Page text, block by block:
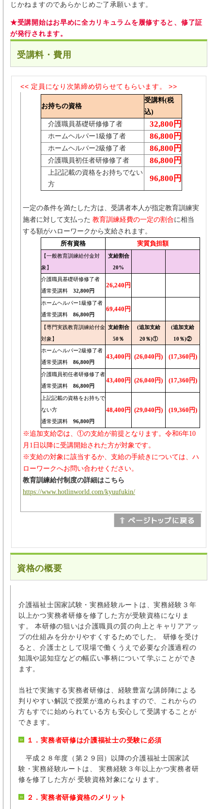
じかねますのであらかじめご了承願います。
★受講開始はお早めに全カリキュラムを履修すると、修了証
が発行されます。
受講料・費用
<< 定員になり次第締め切らせてもらいます。 >>
お持ちの資格
受講料(税
込)
介護職員基礎研修修了者
32,800円
ホームヘルパー1級修了者 86,800円
ホームヘルパー2級修了者 86,800円
介護職員初任者研修修了者 86,800円
上記記載の資格をお持ちでない
方
96,800円
一定の条件を満たした方は、受講者本人が指定教育訓練実
施者に対して支払った 教育訓練経費の一定の割合に相当
する額がハローワークから支給されます。
所有資格
実質負担額
【一般教育訓練給付金対
象】
支給割合
20%
介護職員基礎研修修了者
通常受講料 32,800円
26,240円
ホームヘルパー1級修了者
通常受講料 86,800円
69,440円
【専門実践教育訓練給付金
対象】
支給割合
50％
(追加支給
20％)①
(追加支給
10％)②
ホームヘルパー2級修了者
通常受講料 86,800円
43,400円 (26,040円) (17,360円)
介護職員初任者研修修了者
通常受講料 86,800円
43,400円 (26,040円) (17,360円)
上記記載の資格をお持ちで
ない方
通常受講料 96,800円
48,400円 (29,040円) (19,360円)
※追加支給②は、①の支給が前提となります。令和6年10
月1日以降に受講開始された方が対象です。
※支給の対象に該当するか、支給の手続きについては、ハ
ローワークへお問い合わせください。
教育訓練給付制度の詳細はこちら
https://www.hotlinworld.com/kyuufukin/
資格の概要
介護福祉士国家試験・実務経験ルートは、実務経験３年
以上かつ実務者研修を修了した方が受験資格になりま
す。 本研修の狙いは介護職員の質の向上とキャリアアッ
プの仕組みを分かりやすくするためでした。 研修を受け
ると、介護士として現場で働くうえで必要な介護過程の
知識や認知症などの幅広い事柄について学ぶことができ
ます。
当社で実施する実務者研修は、経験豊富な講師陣による
判りやすい解説で授業が進められますので、これからの
方もすでに始められている方も安心して受講することが
できます。
１．実務者研修は介護福祉士の受験に必須
平成２８年度（第２９回）以降の介護福祉士国家試
験・実務経験ルートは、 実務経験３年以上かつ実務者研
修を修了した方が 受験資格対象になります。
２．実務者研修資格のメリット